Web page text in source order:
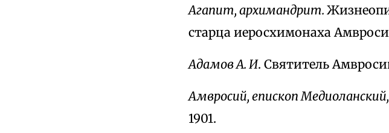
Агапит, архимандрит.
старца иеросхимонаха
Адамов А. И. Святитель
Амвросий, епископ
1901.